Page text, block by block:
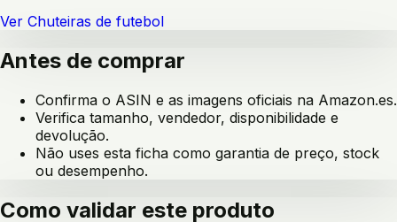
Ver Chuteiras de futebol
Antes de comprar
Confirma o ASIN e as imagens oficiais na Amazon.es.
Verifica tamanho, vendedor, disponibilidade e
devolução.
Não uses esta ficha como garantia de preço, stock
ou desempenho.
Como validar este produto